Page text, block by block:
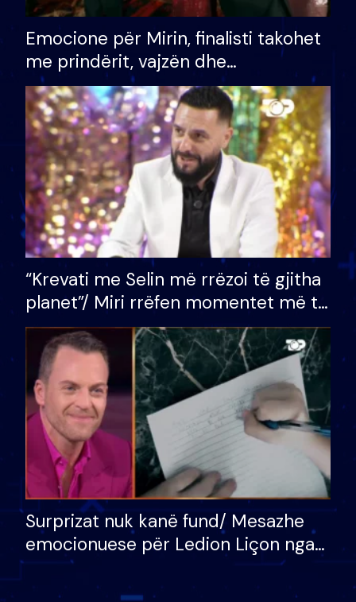
Emocione për Mirin, finalisti takohet
me prindërit, vajzën dhe
bashkëshorten: S’kemi ndonjë letër
divorci apo jo?
“Krevati me Selin më rrëzoi të gjitha
planet”/ Miri rrëfen momentet më të
bukura në shtëpinë e BB VIP: Do më
mungojë zilja e mëngjesit kur…
Surprizat nuk kanë fund/ Mesazhe
emocionuese për Ledion Liçon nga
nëna dhe fëmijët e tij, moderatori
nuk i mban dot lotët: Nuk meritoj…